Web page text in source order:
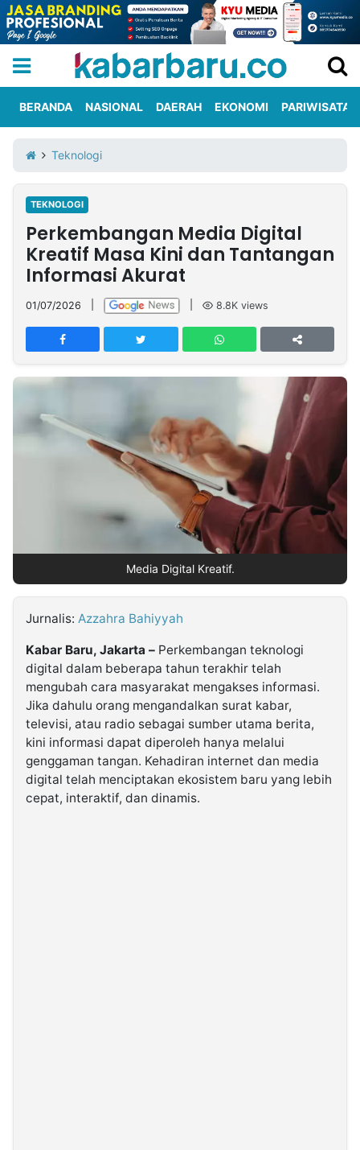
Iklan
Berita
Kami
Nasional
International
Olahraga
Entertainment
Daerah
Pariwisata
Kuliner
Kolom
Network
PT
TREETAN
INDONESIA
Partner
Kabarbaru.co
BERANDA NASIONAL DAERAH EKONOMI PARIWISATA
Teknologi
TEKNOLOGI
Perkembangan Media Digital
Kreatif Masa Kini dan Tantangan
Informasi Akurat
01/07/2026 8.8K views
Media Digital Kreatif.
Jurnalis: Azzahra Bahiyyah
Kabar Baru, Jakarta – Perkembangan teknologi
digital dalam beberapa tahun terakhir telah
mengubah cara masyarakat mengakses informasi.
Jika dahulu orang mengandalkan surat kabar,
televisi, atau radio sebagai sumber utama berita,
kini informasi dapat diperoleh hanya melalui
genggaman tangan. Kehadiran internet dan media
digital telah menciptakan ekosistem baru yang lebih
cepat, interaktif, dan dinamis.